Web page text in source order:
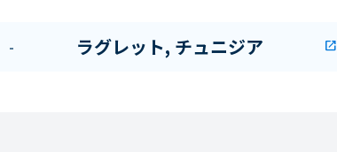
- ラグレット, チュニジア open_in_new